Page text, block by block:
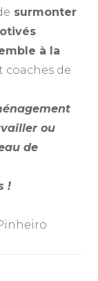
surmonter
à la
coaches de
ou
de
!